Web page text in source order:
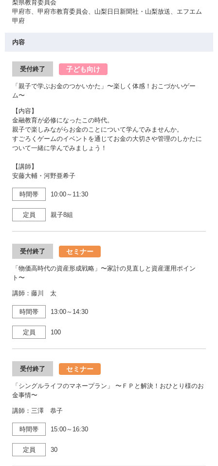
梨県教育委員会
甲府市、甲府市教育委員会、山梨日日新聞社・山梨放送、エフエム
甲府
内容
受付終了 子ども向け
「親子で学ぶお金のつかいかた」〜楽しく体感！おこづかいゲー
ム〜
【内容】
金融教育が必修になったこの時代。
親子で楽しみながらお金のことについて学んでみませんか。
すごろくゲームのイベントを通じてお金の大切さや管理のしかたに
ついて一緒に学んでみましょう！
【講師】
安藤大輔・河野亜希子
時間帯 10:00～11:30
定員 親子8組
受付終了 セミナー
「物価高時代の資産形成戦略」〜家計の見直しと資産運用ポイン
ト〜
講師：藤川 太
時間帯 13:00～14:30
定員 100
受付終了 セミナー
「シングルライフのマネープラン」 〜ＦＰと解決！おひとり様のお
金事情〜
講師：三澤 恭子
時間帯 15:00～16:30
定員 30